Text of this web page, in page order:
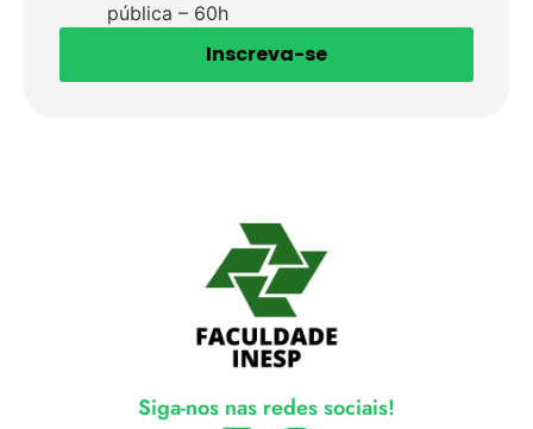
pública – 60h
Inscreva-se
Siga-nos nas redes sociais!